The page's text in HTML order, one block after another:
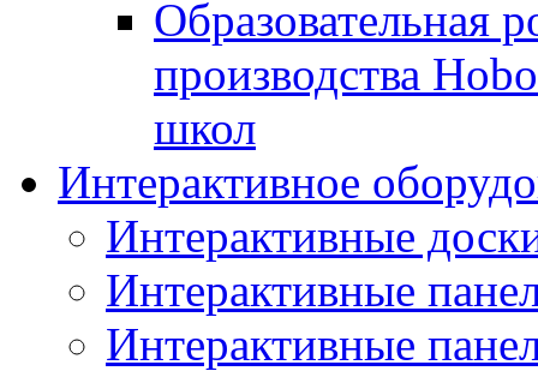
Образовательная
производства
школ
Интерактивное
Интерактивные
Интерактивные
Интерактивные